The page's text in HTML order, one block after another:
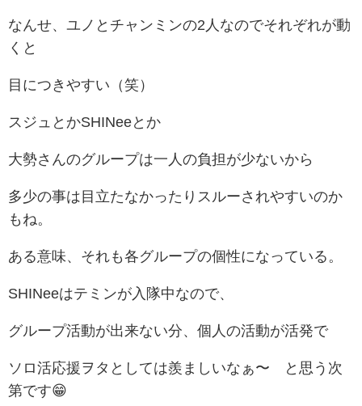
なんせ、ユノとチャンミンの2人なのでそれぞれが動
くと
目につきやすい（笑）
スジュとかSHINeeとか
大勢さんのグループは一人の負担が少ないから
多少の事は目立たなかったりスルーされやすいのか
もね。
ある意味、それも各グループの個性になっている。
SHINeeはテミンが入隊中なので、
グループ活動が出来ない分、個人の活動が活発で
ソロ活応援ヲタとしては羨ましいなぁ〜 と思う次
第です😁